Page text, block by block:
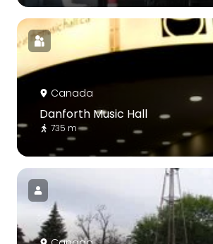
Canada
Danforth Music Hall
735 m